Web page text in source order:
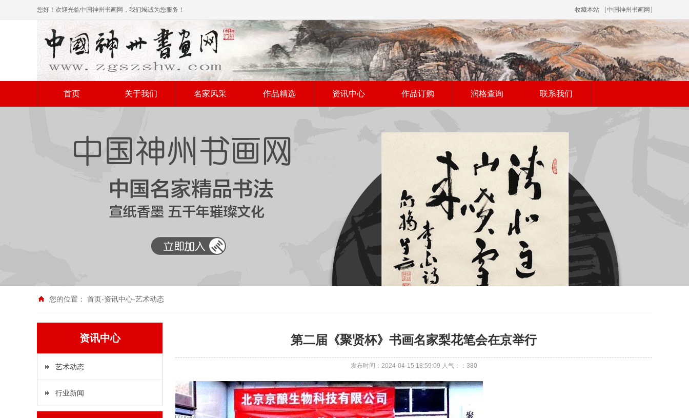
您好！欢迎光临中国神州书画网，我们竭诚为您服务！ 收藏本站 中国神州书画网
首页 关于我们 名家风采 作品精选 资讯中心 作品订购 润格查询 联系我们
您的位置： 首页-资讯中心-艺术动态
资讯中心
艺术动态
行业新闻
第二届《聚贤杯》书画名家梨花笔会在京举行
发布时间：2024-04-15 18:59:09 人气： ： 380